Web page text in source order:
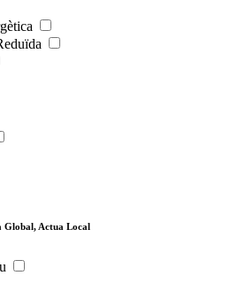
Global, Actua Local